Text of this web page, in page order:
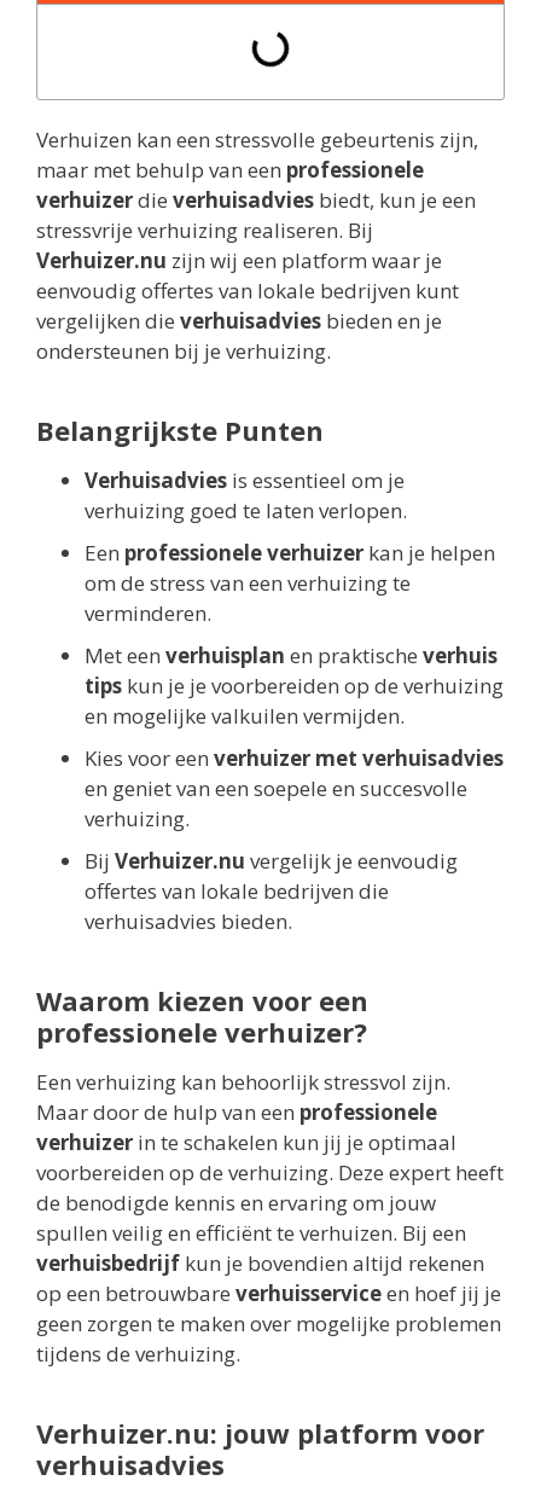
Verhuizen kan een stressvolle gebeurtenis zijn,
maar met behulp van een professionele
verhuizerdie verhuisadvies biedt, kun je een
stressvrije verhuizing realiseren. Bij
Verhuizer.nu zijn wij een platform waar je
eenvoudig offertes van lokale bedrijven kunt
vergelijken die verhuisadvies bieden en je
ondersteunen bij je verhuizing.
Belangrijkste Punten
Verhuisadvies is essentieel om je
verhuizing goed te laten verlopen.
Een professionele verhuizer kan je helpen
om de stress van een verhuizing te
verminderen.
Met een verhuisplan en praktische verhuis
tips kun je je voorbereiden op de verhuizing
en mogelijke valkuilen vermijden.
Kies voor een verhuizer met verhuisadvies
en geniet van een soepele en succesvolle
verhuizing.
Bij Verhuizer.nu vergelijk je eenvoudig
offertes van lokale bedrijven die
verhuisadvies bieden.
Waarom kiezen voor een
professionele verhuizer?
Een verhuizing kan behoorlijk stressvol zijn.
Maar door de hulp van een professionele
verhuizer in te schakelen kun jij je optimaal
voorbereiden op de verhuizing. Deze expert heeft
de benodigde kennis en ervaring om jouw
spullen veilig en efficiënt te verhuizen. Bij een
verhuisbedrijf kun je bovendien altijd rekenen
op een betrouwbare verhuisserviceen hoef jij je
geen zorgen te maken over mogelijke problemen
tijdens de verhuizing.
Verhuizer.nu: jouw platform voor
verhuisadvies